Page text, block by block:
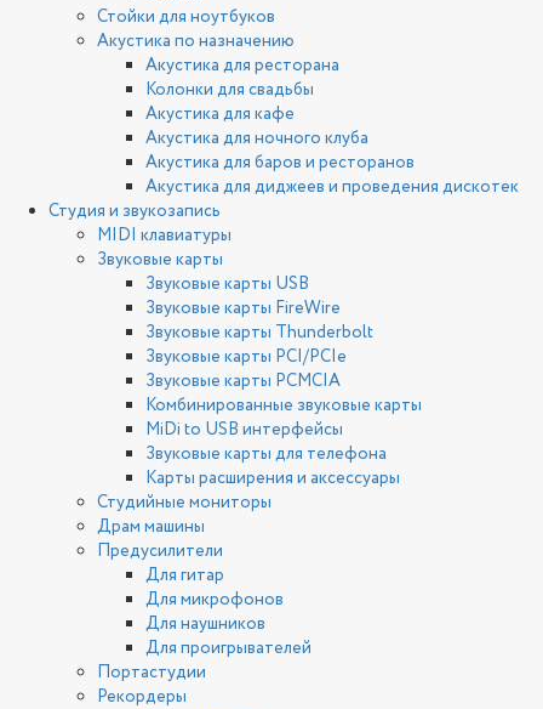
Стойки для ноутбуков
Акустика по назначению
Акустика для ресторана
Колонки для свадьбы
Акустика для кафе
Акустика для ночного клуба
Акустика для баров и ресторанов
Акустика для диджеев и проведения дискотек
Студия и звукозапись
MIDI клавиатуры
Звуковые карты
Звуковые карты USB
Звуковые карты FireWire
Звуковые карты Thunderbolt
Звуковые карты PCI/PCIe
Звуковые карты PCMCIA
Комбинированные звуковые карты
MiDi to USB интерфейсы
Звуковые карты для телефона
Карты расширения и аксессуары
Студийные мониторы
Драм машины
Предусилители
Для гитар
Для микрофонов
Для наушников
Для проигрывателей
Портастудии
Рекордеры